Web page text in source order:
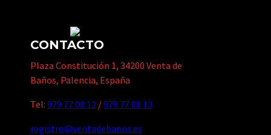
CONTACTO
Plaza Constitución 1, 34200 Venta de
Baños, Palencia, España
Tel: 979 77 08 12 /979 77 08 13
registro@ventadebanos.es